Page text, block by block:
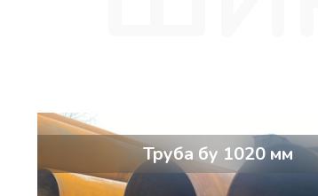
Труба бу 1020 мм